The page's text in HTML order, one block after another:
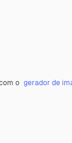
o gerador de